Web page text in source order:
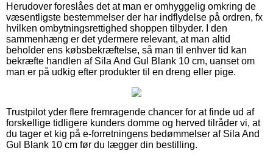
Herudover foreslåes det at man er omhyggelig omkring de
væsentligste bestemmelser der har indflydelse på ordren, fx
hvilken ombytningsrettighed shoppen tilbyder. I den
sammenhæng er det ydermere relevant, at man altid
beholder ens købsbekræftelse, så man til enhver tid kan
bekræfte handlen af Sila And Gul Blank 10 cm, uanset om
man er på udkig efter produkter til en dreng eller pige.
Trustpilot yder flere fremragende chancer for at finde ud af
forskellige tidligere kunders domme og herved tilråder vi, at
du tager et kig på e-forretningens bedømmelser af Sila And
Gul Blank 10 cm før du lægger din bestilling.